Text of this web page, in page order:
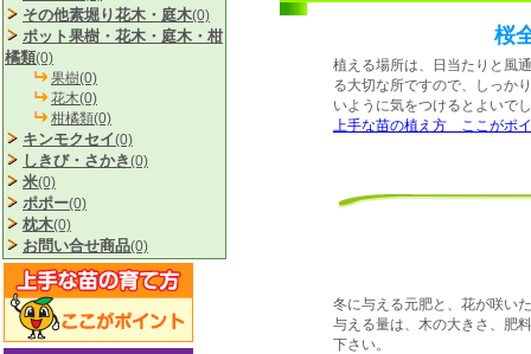
その他素堀り花木・庭木(0)
ポット果樹・花木・庭木・柑
橘類(0)
果樹(0)
花木(0)
柑橘類(0)
キンモクセイ(0)
しきび・さかき(0)
米(0)
ポポー(0)
枕木(0)
お問い合せ商品(0)
桜
植える場所は、日当たりと風
る大切な所ですので、しっか
いように気をつけるとよいで
上手な苗の植え方 ここがポ
冬に与える元肥と、花が咲い
与える量は、木の大きさ、肥
下さい。